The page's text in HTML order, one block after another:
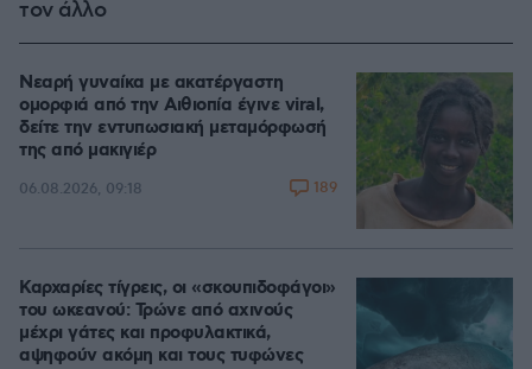
τον άλλο
Νεαρή γυναίκα με ακατέργαστη
ομορφιά από την Αιθιοπία έγινε viral,
δείτε την εντυπωσιακή μεταμόρφωσή
της από μακιγιέρ
06.08.2026, 09:18 189
Καρχαρίες τίγρεις, οι «σκουπιδοφάγοι»
του ωκεανού: Τρώνε από αχινούς
μέχρι γάτες και προφυλακτικά,
αψηφούν ακόμη και τους τυφώνες